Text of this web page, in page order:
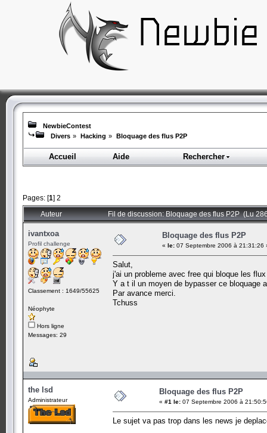
NewbieContest
Divers » Hacking » Bloquage des flus P2P
Accueil Aide Rechercher
Pages: [1] 2
Auteur Fil de discussion: Bloquage des flus P2P (Lu
ivantxoa
Profil challenge
Classement : 1649/55625
Néophyte
Hors ligne
Messages: 29
Bloquage des flus P2P
« le: 07 Septembre 2006 à 21:31:26
Salut,
j'ai un probleme avec free qui bloque les
Y a t il un moyen de bypasser ce bloquage
Par avance merci.
Tchuss
the lsd
Administrateur
Bloquage des flus P2P
« #1 le: 07 Septembre 2006 à
Le sujet va pas trop dans les news je